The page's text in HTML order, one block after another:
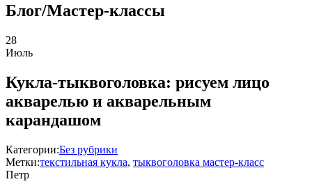
Блог/Мастер-классы
28
Июль
Кукла-тыквоголовка: рисуем лицо
акварелью и акварельным
карандашом
Категории:Без рубрики
Метки:текстильная кукла, тыквоголовка мастер-класс
Петр